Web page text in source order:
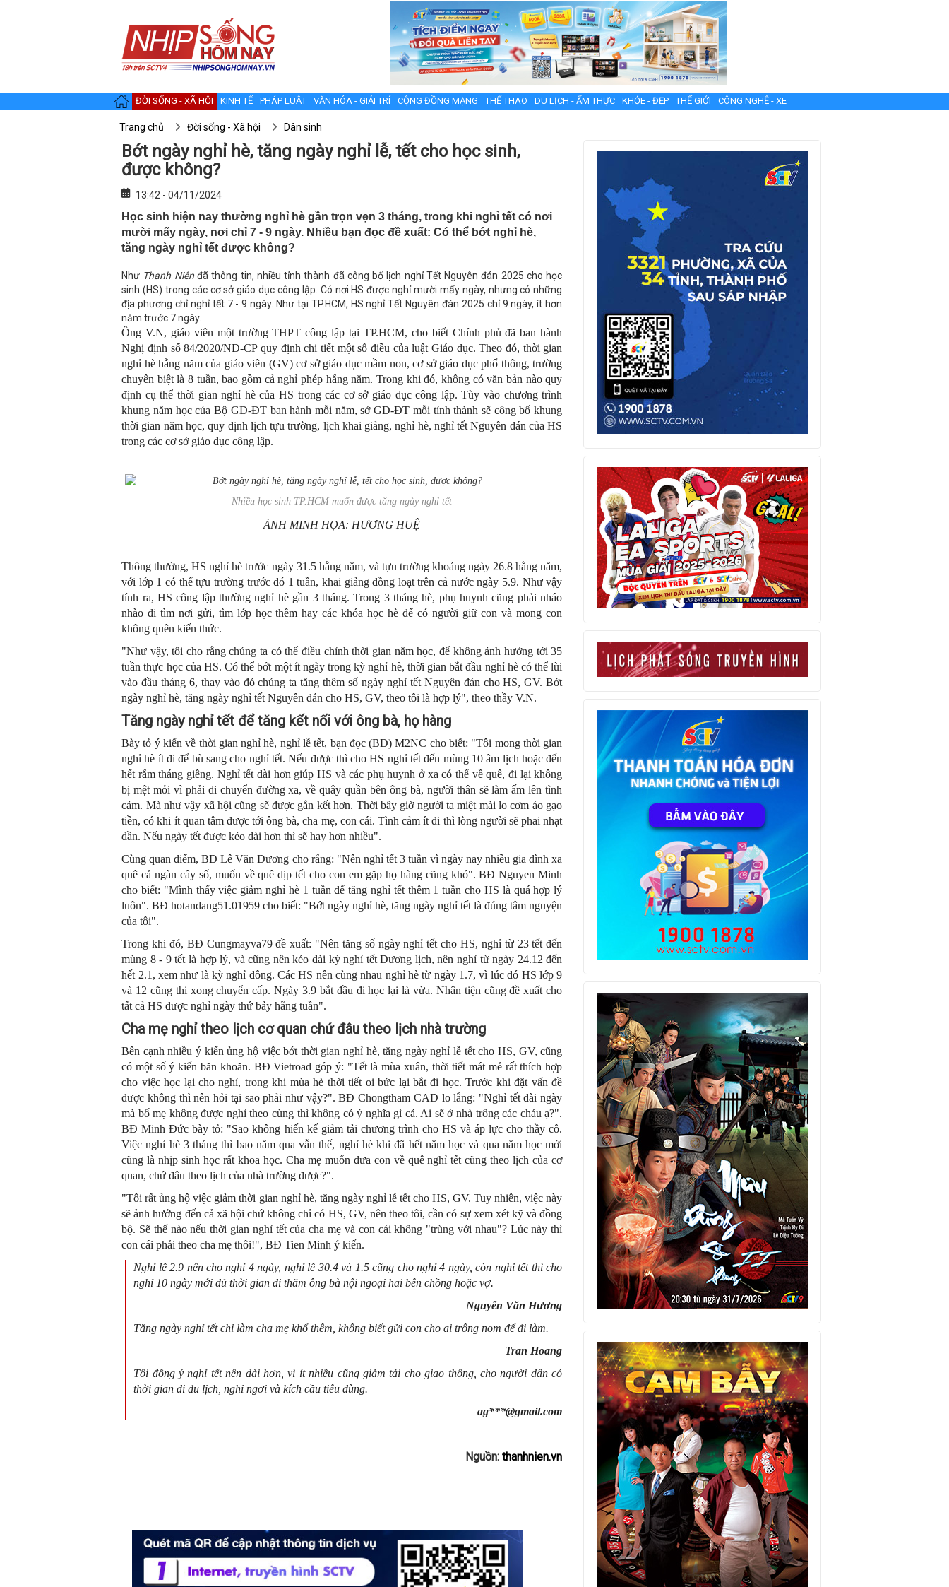
ĐỜI SỐNG - XÃ HỘI KINH TẾ PHÁP LUẬT VĂN HÓA - GIẢI TRÍ CỘNG ĐỒNG MẠNG THỂ THAO DU LỊCH - ẨM THỰC KHỎE - ĐẸP THẾ GIỚI CÔNG NGHỆ - XE
Trang chủ Đời sống - Xã hội Dân sinh
Bớt ngày nghỉ hè, tăng ngày nghỉ lễ, tết cho học sinh,
được không?
13:42 - 04/11/2024
Học sinh hiện nay thường nghỉ hè gần trọn vẹn 3 tháng, trong khi nghỉ tết có nơi
mười mấy ngày, nơi chỉ 7 - 9 ngày. Nhiều bạn đọc đề xuất: Có thể bớt nghỉ hè,
tăng ngày nghỉ tết được không?
Như Thanh Niênđã thông tin, nhiều tỉnh thành đã công bố lịch nghỉ Tết Nguyên đán 2025 cho học
sinh (HS) trong các cơ sở giáo dục công lập. Có nơi HS được nghỉ mười mấy ngày, nhưng có những
địa phương chỉ nghỉ tết 7 - 9 ngày. Như tại TP.HCM, HS nghỉ Tết Nguyên đán 2025 chỉ 9 ngày, ít hơn
năm trước 7 ngày.
Ông V.N, giáo viên một trường THPT công lập tại TP.HCM, cho biết Chính phủ đã ban hành
Nghị định số 84/2020/NĐ-CP quy định chi tiết một số điều của luật Giáo dục. Theo đó, thời gian
nghỉ hè hằng năm của giáo viên (GV) cơ sở giáo dục mầm non, cơ sở giáo dục phổ thông, trường
chuyên biệt là 8 tuần, bao gồm cả nghỉ phép hằng năm. Trong khi đó, không có văn bản nào quy
định cụ thể thời gian nghỉ hè của HS trong các cơ sở giáo dục công lập. Tùy vào chương trình
khung năm học của Bộ GD-ĐT ban hành mỗi năm, sở GD-ĐT mỗi tỉnh thành sẽ công bố khung
thời gian năm học, quy định lịch tựu trường, lịch khai giảng, nghỉ hè, nghỉ tết Nguyên đán của HS
trong các cơ sở giáo dục công lập.
Nhiều học sinh TP.HCM muốn được tăng ngày nghỉ tết
ẢNH MINH HỌA: HƯƠNG HUỆ
Thông thường, HS nghỉ hè trước ngày 31.5 hằng năm, và tựu trường khoảng ngày 26.8 hằng năm,
với lớp 1 có thể tựu trường trước đó 1 tuần, khai giảng đồng loạt trên cả nước ngày 5.9. Như vậy
tính ra, HS công lập thường nghỉ hè gần 3 tháng. Trong 3 tháng hè, phụ huynh cũng phải nháo
nhào đi tìm nơi gửi, tìm lớp học thêm hay các khóa học hè để có người giữ con và mong con
không quên kiến thức.
"Như vậy, tôi cho rằng chúng ta có thể điều chỉnh thời gian năm học, để không ảnh hưởng tới 35
tuần thực học của HS. Có thể bớt một ít ngày trong kỳ nghỉ hè, thời gian bắt đầu nghỉ hè có thể lùi
vào đầu tháng 6, thay vào đó chúng ta tăng thêm số ngày nghỉ tết Nguyên đán cho HS, GV. Bớt
ngày nghỉ hè, tăng ngày nghỉ tết Nguyên đán cho HS, GV, theo tôi là hợp lý", theo thầy V.N.
Tăng ngày nghỉ tết để tăng kết nối với ông bà, họ hàng
Bày tỏ ý kiến về thời gian nghỉ hè, nghỉ lễ tết, bạn đọc (BĐ) M2NC cho biết: "Tôi mong thời gian
nghỉ hè ít đi để bù sang cho nghỉ tết. Nếu được thì cho HS nghỉ tết đến mùng 10 âm lịch hoặc đến
hết rằm tháng giêng. Nghỉ tết dài hơn giúp HS và các phụ huynh ở xa có thể về quê, đi lại không
bị mệt mỏi vì phải di chuyển đường xa, về quây quần bên ông bà, người thân sẽ làm ấm lên tình
cảm. Mà như vậy xã hội cũng sẽ được gắn kết hơn. Thời bây giờ người ta miệt mài lo cơm áo gạo
tiền, có khi ít quan tâm được tới ông bà, cha mẹ, con cái. Tình cảm ít đi thì lòng người sẽ phai nhạt
dần. Nếu ngày tết được kéo dài hơn thì sẽ hay hơn nhiều".
Cùng quan điểm, BĐ Lê Văn Dương cho rằng: "Nên nghỉ tết 3 tuần vì ngày nay nhiều gia đình xa
quê cả ngàn cây số, muốn về quê dịp tết cho con em gặp họ hàng cũng khó". BĐ Nguyen Minh
cho biết: "Mình thấy việc giảm nghỉ hè 1 tuần để tăng nghỉ tết thêm 1 tuần cho HS là quá hợp lý
luôn". BĐ hotandang51.01959 cho biết: "Bớt ngày nghỉ hè, tăng ngày nghỉ tết là đúng tâm nguyện
của tôi".
Trong khi đó, BĐ Cungmayva79 đề xuất: "Nên tăng số ngày nghỉ tết cho HS, nghỉ từ 23 tết đến
mùng 8 - 9 tết là hợp lý, và cũng nên kéo dài kỳ nghỉ tết Dương lịch, nên nghỉ từ ngày 24.12 đến
hết 2.1, xem như là kỳ nghỉ đông. Các HS nên cùng nhau nghỉ hè từ ngày 1.7, vì lúc đó HS lớp 9
và 12 cũng thi xong chuyển cấp. Ngày 3.9 bắt đầu đi học lại là vừa. Nhân tiện cũng đề xuất cho
tất cả HS được nghỉ ngày thứ bảy hằng tuần".
Cha mẹ nghỉ theo lịch cơ quan chứ đâu theo lịch nhà trường
Bên cạnh nhiều ý kiến ủng hộ việc bớt thời gian nghỉ hè, tăng ngày nghỉ lễ tết cho HS, GV, cũng
có một số ý kiến băn khoăn. BĐ Vietroad góp ý: "Tết là mùa xuân, thời tiết mát mẻ rất thích hợp
cho việc học lại cho nghỉ, trong khi mùa hè thời tiết oi bức lại bắt đi học. Trước khi đặt vấn đề
được không thì nên hỏi tại sao phải như vậy?". BĐ Chongtham CAD lo lắng: "Nghỉ tết dài ngày
mà bố mẹ không được nghỉ theo cùng thì không có ý nghĩa gì cả. Ai sẽ ở nhà trông các cháu ạ?".
BĐ Minh Đức bày tỏ: "Sao không hiến kế giảm tải chương trình cho HS và áp lực cho thầy cô.
Việc nghỉ hè 3 tháng thì bao năm qua vẫn thế, nghỉ hè khi đã hết năm học và qua năm học mới
cũng là nhịp sinh học rất khoa học. Cha mẹ muốn đưa con về quê nghỉ tết cũng theo lịch của cơ
quan, chứ đâu theo lịch của nhà trường được?".
"Tôi rất ủng hộ việc giảm thời gian nghỉ hè, tăng ngày nghỉ lễ tết cho HS, GV. Tuy nhiên, việc này
sẽ ảnh hưởng đến cả xã hội chứ không chỉ có HS, GV, nên theo tôi, cần có sự xem xét kỹ và đồng
bộ. Sẽ thế nào nếu thời gian nghỉ tết của cha mẹ và con cái không "trùng với nhau"? Lúc này thì
con cái phải theo cha mẹ thôi!", BĐ Tien Minh ý kiến.
Nghỉ lễ 2.9 nên cho nghỉ 4 ngày, nghỉ lễ 30.4 và 1.5 cũng cho nghỉ 4 ngày, còn nghỉ tết thì cho
nghỉ 10 ngày mới đủ thời gian đi thăm ông bà nội ngoại hai bên chồng hoặc vợ.
Nguyễn Văn Hương
Tăng ngày nghỉ tết chỉ làm cha mẹ khổ thêm, không biết gửi con cho ai trông nom để đi làm.
Tran Hoang
Tôi đồng ý nghỉ tết nên dài hơn, vì ít nhiều cũng giảm tải cho giao thông, cho người dân có
thời gian đi du lịch, nghỉ ngơi và kích cầu tiêu dùng.
ag***@gmail.com
Nguồn:thanhnien.vn